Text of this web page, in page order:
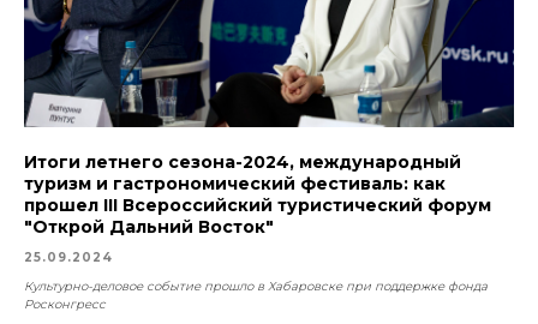
Итоги летнего сезона-2024, международный
туризм и гастрономический фестиваль: как
прошел III Всероссийский туристический форум
"Открой Дальний Восток"
25.09.2024
Культурно-деловое событие прошло в Хабаровске при поддержке фонда
Росконгресс